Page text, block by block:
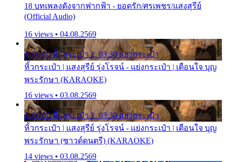
18 บทเพลงดังจากฟากฟ้า - ยอดรัก/ศรเพชร/แสงสุรีย์
(Official Audio)
16 views • 04.08.2569
1. 00:00 หิ้วกระเป๋า 2. 03:30 แย่งกระเป๋า
หิ้วกระเป๋า | แสงสุรีย์ รุ่งโรจน์ - แย่งกระเป๋า | เตือนใจ บุญ
พระรักษา (KARAOKE)
16 views • 03.08.2569
1. 00:00 หิ้วกระเป๋า 2. 03:30 แย่งกระเป๋า
หิ้วกระเป๋า | แสงสุรีย์ รุ่งโรจน์ - แย่งกระเป๋า | เตือนใจ บุญ
พระรักษา (ซาวด์ดนตรี) (KARAOKE)
14 views • 03.08.2569